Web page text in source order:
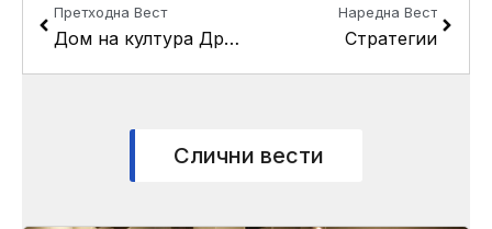
Претходна Вест
Дом на култура Драчево
Наредна Вест
Стратегии
Слични вести